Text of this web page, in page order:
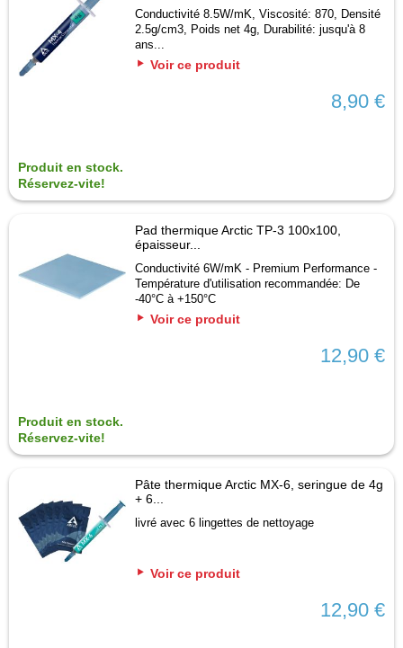
Conductivité 8.5W/mK, Viscosité: 870, Densité
2.5g/cm3, Poids net 4g, Durabilité: jusqu'à 8
ans...
Voir ce produit
8,90 €
Produit en stock.
Réservez-vite!
Pad thermique Arctic TP-3 100x100,
épaisseur...
Conductivité 6W/mK - Premium Performance -
Température d'utilisation recommandée: De
-40°C à +150°C
Voir ce produit
12,90 €
Produit en stock.
Réservez-vite!
Pâte thermique Arctic MX-6, seringue de 4g
+ 6...
livré avec 6 lingettes de nettoyage
Voir ce produit
12,90 €